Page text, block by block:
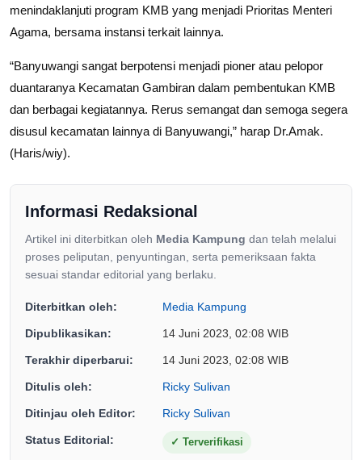
menindaklanjuti program KMB yang menjadi Prioritas Menteri
Agama, bersama instansi terkait lainnya.
“Banyuwangi sangat berpotensi menjadi pioner atau pelopor
duantaranya Kecamatan Gambiran dalam pembentukan KMB
dan berbagai kegiatannya. Rerus semangat dan semoga segera
disusul kecamatan lainnya di Banyuwangi,” harap Dr.Amak.
(Haris/wiy).
Informasi Redaksional
Artikel ini diterbitkan oleh Media Kampung dan telah melalui
proses peliputan, penyuntingan, serta pemeriksaan fakta
sesuai standar editorial yang berlaku.
Diterbitkan oleh: Media Kampung
Dipublikasikan: 14 Juni 2023, 02:08 WIB
Terakhir diperbarui: 14 Juni 2023, 02:08 WIB
Ditulis oleh: Ricky Sulivan
Ditinjau oleh Editor: Ricky Sulivan
Status Editorial: ✓ Terverifikasi